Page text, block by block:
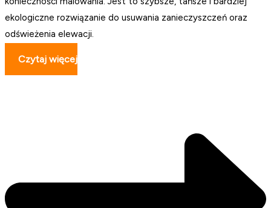
ekologiczne rozwiązanie do usuwania zanieczyszczeń oraz
odświeżenia elewacji.
Czytaj więcej